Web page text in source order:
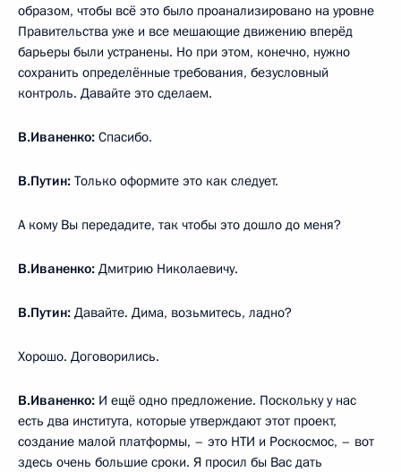
образом, чтобы всё это было проанализировано на уровне
Правительства уже и все мешающие движению вперёд
барьеры были устранены. Но при этом, конечно, нужно
сохранить определённые требования, безусловный
контроль. Давайте это сделаем.
В.Иваненко: Спасибо.
В.Путин: Только оформите это как следует.
А кому Вы передадите, так чтобы это дошло до меня?
В.Иваненко: Дмитрию Николаевичу.
В.Путин: Давайте. Дима, возьмитесь, ладно?
Хорошо. Договорились.
В.Иваненко: И ещё одно предложение. Поскольку у нас
есть два института, которые утверждают этот проект,
создание малой платформы, – это НТИ и Роскосмос, – вот
здесь очень большие сроки. Я просил бы Вас дать